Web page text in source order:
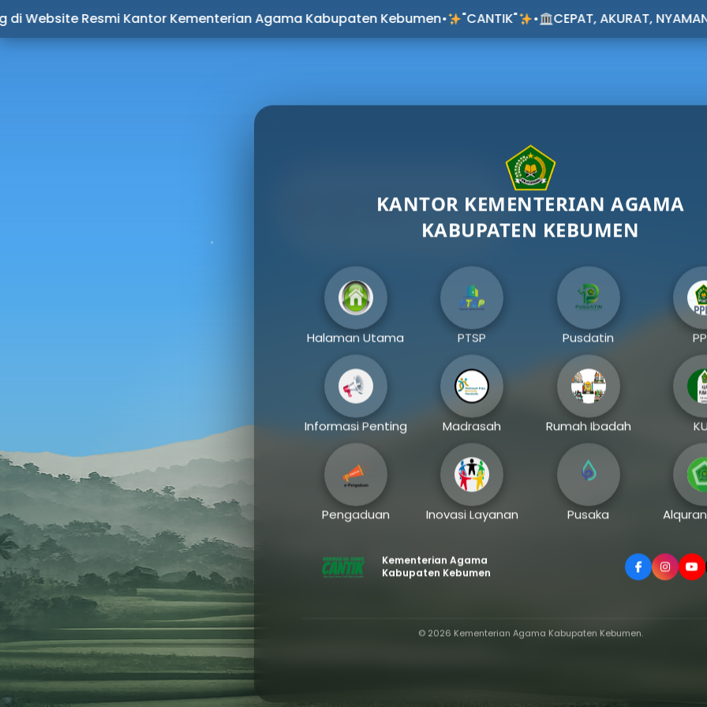
KANTOR KEMENTERIAN
Unit Kerja
Kantor Kementerian Agama Kabupaten Kebumen• "CANTIK" • CEPAT, AKURAT, NYAMAN, TERTIB,
KANTOR KEMENTERIAN AGAMA
KABUPATEN KEBUMEN
Halaman Utama PTSP Pusdatin
Informasi Penting Madrasah Rumah Ibadah
Pengaduan Inovasi Layanan Pusaka
Kementerian Agama
Kabupaten Kebumen
© 2026 Kementerian Agama Kabupaten Kebumen.
Kabupaten Kebumen
Media Sosial
Whatshapp
Instagram
Facebook
Youtube
Alamat
(0287) 381769
Jl. Pahlawan No.04,
Bumirejo, Kec. Kebumen,
Kabupaten Kebumen,
Tengah 54351